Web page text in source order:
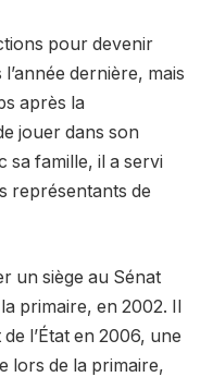
pour devenir
l’année dernière, mais
après la
jouer dans son
sa famille, il a servi
représentants de
un siège au Sénat
primaire, en 2002. Il
l’État en 2006, une
lors de la primaire,